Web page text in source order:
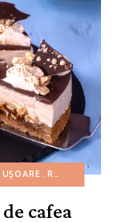
REȚETE AMERICANE
cafea